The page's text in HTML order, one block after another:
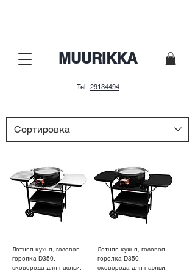
Tel.: 29134494
MUURIKKA
Летняя кухня, газовая
горелка D350,
сковорода для паэльи,
Летняя кухня, газовая
горелка D350,
сковорода для паэльи,